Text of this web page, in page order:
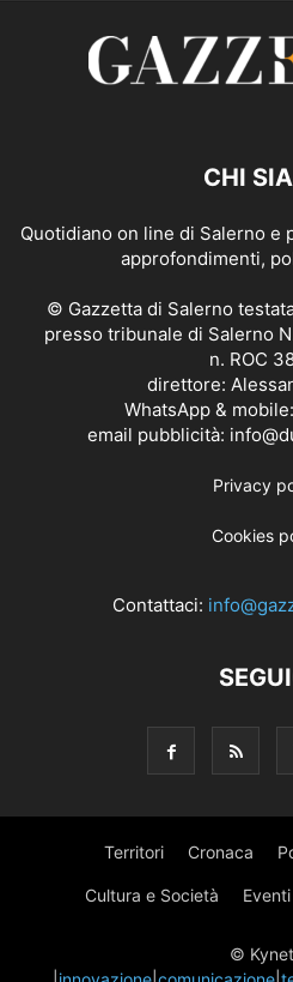
CHI
Quotidiano on line di Salerno e
approfondimenti,
© Gazzetta di Salerno
presso tribunale di Salerno
n. ROC
direttore:
WhatsApp &
email pubblicità:
Privacy
Cookies
Contattaci:
Territori Cronaca
Cultura e Società Eventi
©